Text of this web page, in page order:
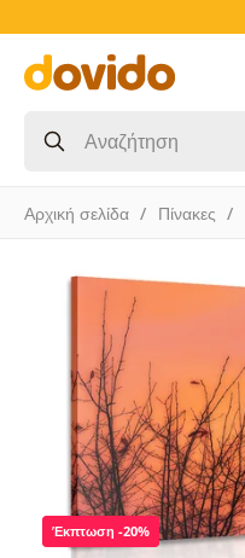
Αρχική σελίδα Πίνακες
Έκπτωση -20%